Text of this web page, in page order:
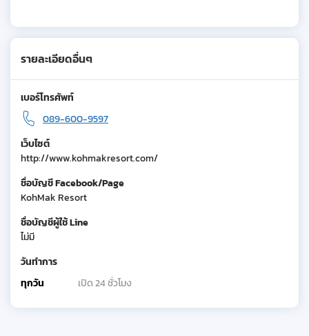
รายละเอียดอื่นๆ
เบอร์โทรศัพท์
089-600-9597
เว็บไซต์
http://www.kohmakresort.com/
ชื่อบัญชี Facebook/Page
KohMak Resort
ชื่อบัญชีผู้ใช้ Line
ไม่มี
วันทำการ
ทุกวัน
เปิด 24 ชั่วโมง